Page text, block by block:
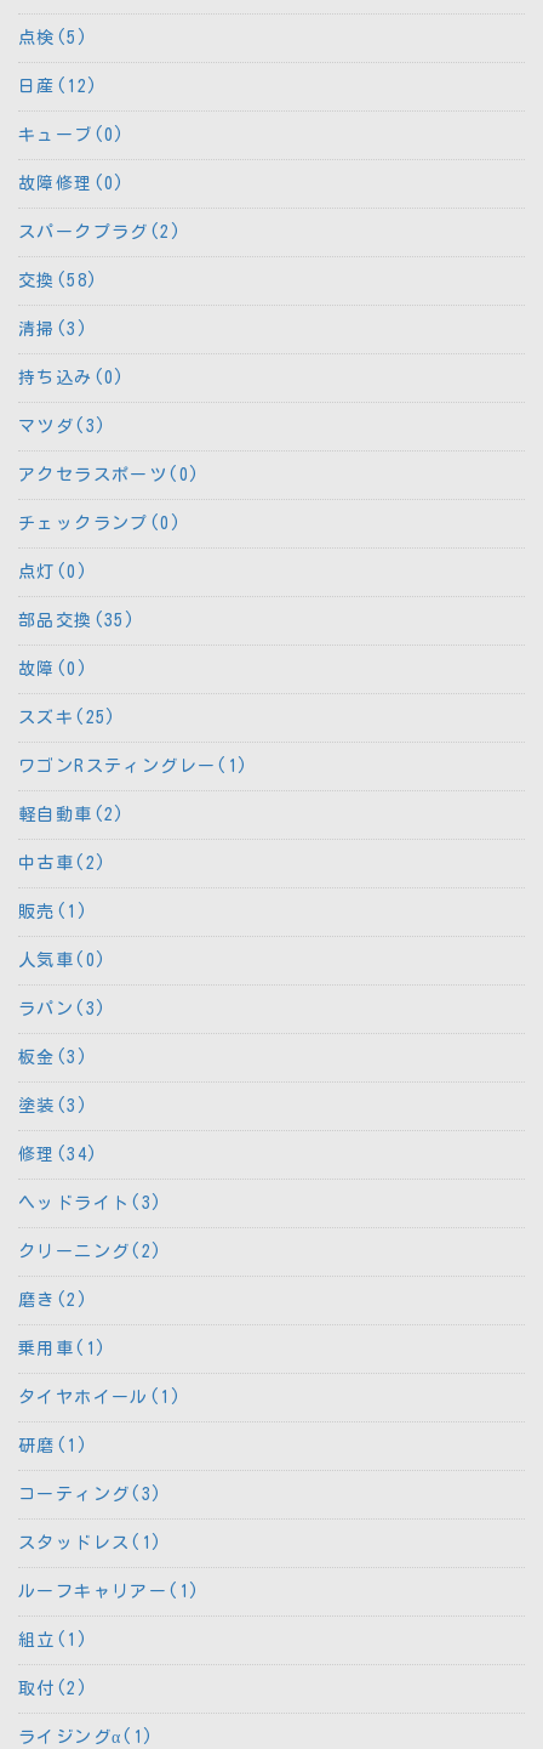
点検(5)
日産(12)
キューブ(0)
故障修理(0)
スパークプラグ(2)
交換(58)
清掃(3)
持ち込み(0)
マツダ(3)
アクセラスポーツ(0)
チェックランプ(0)
点灯(0)
部品交換(35)
故障(0)
スズキ(25)
ワゴンRスティングレー(1)
軽自動車(2)
中古車(2)
販売(1)
人気車(0)
ラパン(3)
板金(3)
塗装(3)
修理(34)
ヘッドライト(3)
クリーニング(2)
磨き(2)
乗用車(1)
タイヤホイール(1)
研磨(1)
コーティング(3)
スタッドレス(1)
ルーフキャリアー(1)
組立(1)
取付(2)
ライジングα(1)